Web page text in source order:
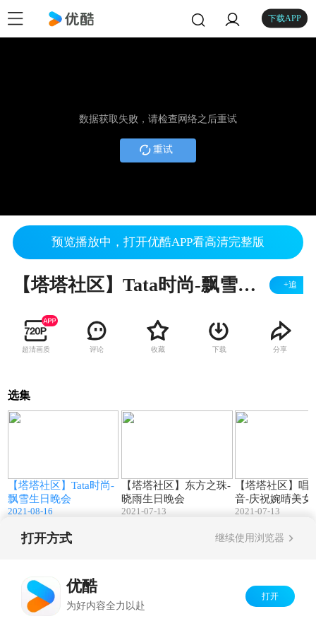
下载APP
数据获取失败，请检查网络之后重试
重试
预览播放中，打开优酷APP看高清完整版
【塔塔社区】Tata时尚-飘雪生日晚会 +追
超清画质 评论 收藏 下载 分享
选集
【塔塔社区】Tata时尚-
飘雪生日晚会
2021-08-16
【塔塔社区】东方之珠-
晓雨生日晚会
2021-07-13
【塔塔社区】唱
音-庆祝婉晴美女
日晚会
2021-07-13
打开方式 继续使用浏览器
优酷
为好内容全力以赴
打开